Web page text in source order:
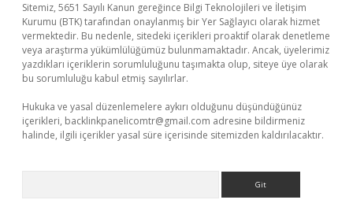
Sitemiz, 5651 Sayılı Kanun gereğince Bilgi Teknolojileri ve İletişim
Kurumu (BTK) tarafından onaylanmış bir Yer Sağlayıcı olarak hizmet
vermektedir. Bu nedenle, sitedeki içerikleri proaktif olarak denetleme
veya araştırma yükümlülüğümüz bulunmamaktadır. Ancak, üyelerimiz
yazdıkları içeriklerin sorumluluğunu taşımakta olup, siteye üye olarak
bu sorumluluğu kabul etmiş sayılırlar.
Hukuka ve yasal düzenlemelere aykırı olduğunu düşündüğünüz
içerikleri, backlinkpanelicomtr@gmail.com adresine bildirmeniz
halinde, ilgili içerikler yasal süre içerisinde sitemizden kaldırılacaktır.